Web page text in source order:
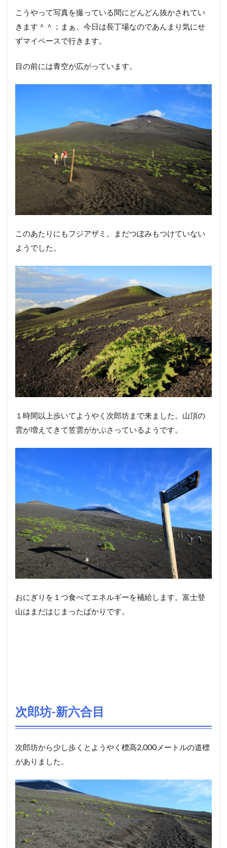
こうやって写真を撮っている間にどんどん抜かされてい
きます＾＾；まぁ、今日は長丁場なのであんまり気にせ
ずマイペースで行きます。
目の前には青空が広がっています。
このあたりにもフジアザミ。まだつぼみもつけていない
ようでした。
１時間以上歩いてようやく次郎坊まで来ました。山頂の
雲が増えてきて笠雲がかぶさっているようです。
おにぎりを１つ食べてエネルギーを補給します。富士登
山はまだはじまったばかりです。
次郎坊-新六合目
次郎坊から少し歩くとようやく標高2,000メートルの道標
がありました。